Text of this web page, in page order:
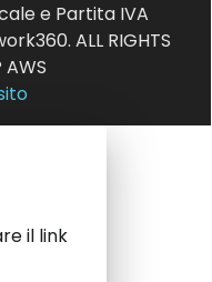
e Partita IVA
ALL RIGHTS
AWS
il link